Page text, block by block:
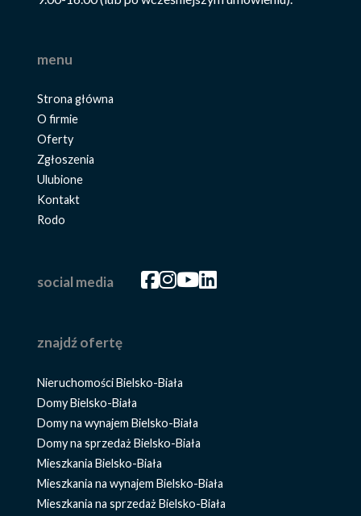
menu
Strona główna
O firmie
Oferty
Zgłoszenia
Ulubione
Kontakt
Rodo
social media Facebook
Facebook
Facebook
Facebook
znajdź ofertę
Nieruchomości Bielsko-Biała
Domy Bielsko-Biała
Domy na wynajem Bielsko-Biała
Domy na sprzedaż Bielsko-Biała
Mieszkania Bielsko-Biała
Mieszkania na wynajem Bielsko-Biała
Mieszkania na sprzedaż Bielsko-Biała